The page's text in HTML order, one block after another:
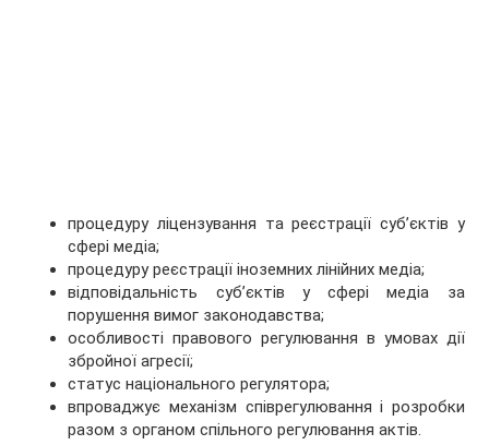
процедуру ліцензування та реєстрації суб’єктів у
сфері медіа;
процедуру реєстрації іноземних лінійних медіа;
відповідальність суб’єктів у сфері медіа за
порушення вимог законодавства;
особливості правового регулювання в умовах дії
збройної агресії;
статус національного регулятора;
впроваджує механізм співрегулювання і розробки
разом з органом спільного регулювання актів.